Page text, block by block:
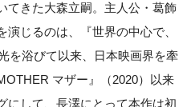
てきた大森立嗣。主人公・葛飾
じるのは、『世界の中心で、
を浴びて以来、日本映画界を牽
マザー』（2020）以来
にして、長澤にとって本作は初